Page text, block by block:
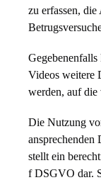
zu erfassen,
Gegebenenfalls
Videos weitere
werden, auf
Die Nutzung
ansprechenden
stellt ein
f DSGVO dar.